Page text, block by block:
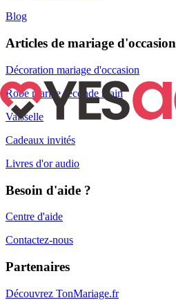
Blog
Articles de mariage d'occasion
Décoration mariage d'occasion
Robe mariée seconde main
Vaisselle
Cadeaux invités
Livres d'or audio
Besoin d'aide ?
Centre d'aide
Contactez-nous
Partenaires
Découvrez TonMariage.fr